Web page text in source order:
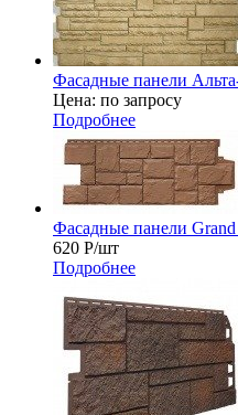
Фасадные панели
Цена: по запросу
Подробнее
Фасадные панели
620 Р/шт
Подробнее